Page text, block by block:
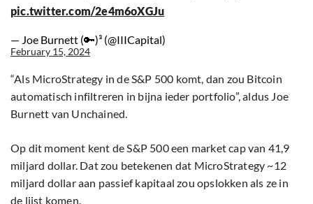
pic.twitter.com/2e4m6oXGJu
— Joe Burnett (🔑)³ (@IIICapital)
February 15, 2024
“Als MicroStrategy in de S&P 500 komt, dan zou Bitcoin
automatisch infiltreren in bijna ieder portfolio”, aldus Joe
Burnett van Unchained.
Op dit moment kent de S&P 500 een market cap van 41,9
miljard dollar. Dat zou betekenen dat MicroStrategy ~12
miljard dollar aan passief kapitaal zou opslokken als ze in
de lijst komen.